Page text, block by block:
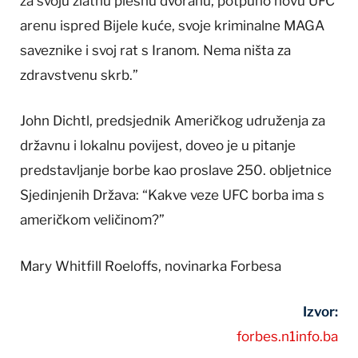
arenu ispred Bijele kuće, svoje kriminalne MAGA
saveznike i svoj rat s Iranom. Nema ništa za
zdravstvenu skrb.”
John Dichtl, predsjednik Američkog udruženja za
državnu i lokalnu povijest, doveo je u pitanje
predstavljanje borbe kao proslave 250. obljetnice
Sjedinjenih Država: “Kakve veze UFC borba ima s
američkom veličinom?”
Mary Whitfill Roeloffs, novinarka Forbesa
Izvor:
forbes.n1info.ba